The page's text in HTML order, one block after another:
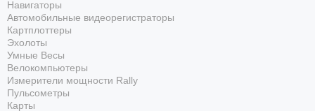
надежность и удобство использования.
Японское качество: Casio OCEANUS - это синоним
надежности и безупречного исполнения.
Универсальность:
одежды.
Casio OCEANUS OCW-S5000F-2A - это не просто часы, это
инвестиция в стиль, качество и передовые технологии.
Навигаторы
Автомобильные видеорегистраторы
Картплоттеры
Эхолоты
Умные Весы
Велокомпьютеры
Измерители мощности Rally
Пульсометры
Карты